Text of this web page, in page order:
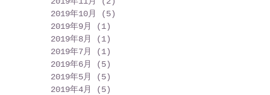
2019年10月
(5)
2019年9月
(1)
2019年8月
(1)
2019年7月
(1)
2019年6月
(5)
2019年5月
(5)
2019年4月
(5)